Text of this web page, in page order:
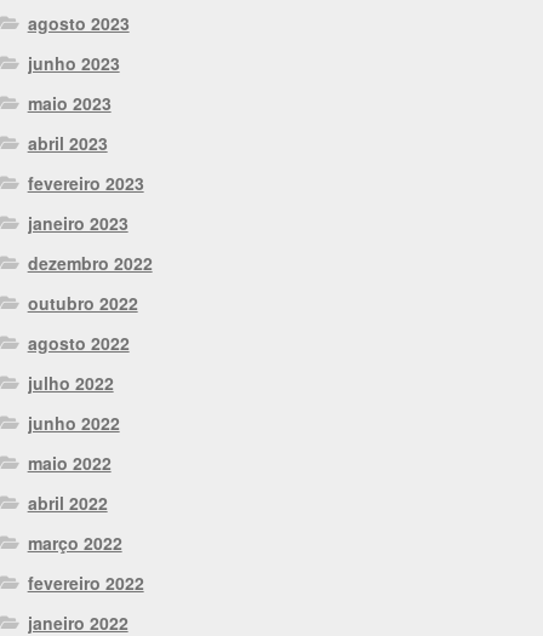
agosto 2023
junho 2023
maio 2023
abril 2023
fevereiro 2023
janeiro 2023
dezembro 2022
outubro 2022
agosto 2022
julho 2022
junho 2022
maio 2022
abril 2022
março 2022
fevereiro 2022
janeiro 2022